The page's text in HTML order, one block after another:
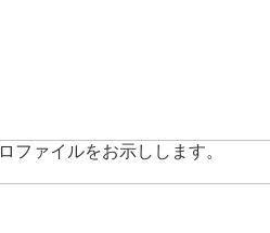
ファイルをお示しします。